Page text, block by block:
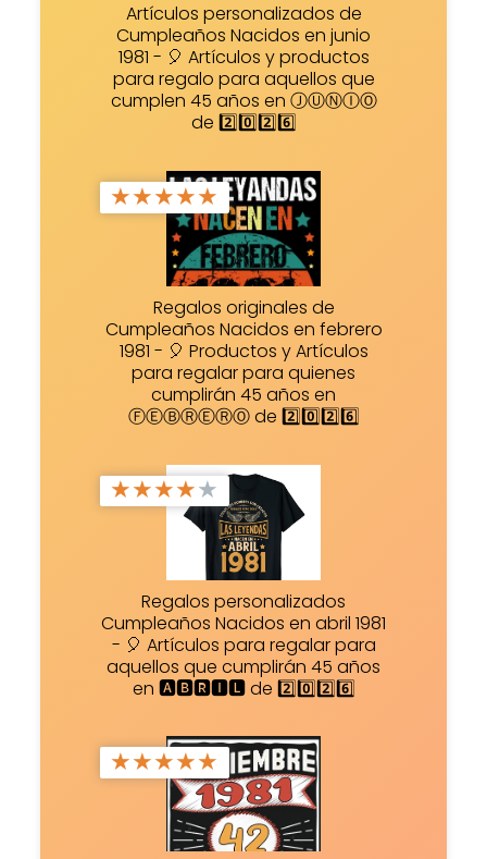
Artículos personalizados de
Cumpleaños Nacidos en junio
1981 - 🎈 Artículos y productos
para regalo para aquellos que
cumplen 45 años en ⒿⓊⓃⒾⓄ
de 2️⃣0️⃣2️⃣6️⃣
★★★★★
Regalos originales de
Cumpleaños Nacidos en febrero
1981 - 🎈 Productos y Artículos
para regalar para quienes
cumplirán 45 años en
ⒻⒺⒷⓇⒺⓇⓄ de 2️⃣0️⃣2️⃣6️⃣
★★★★★
Regalos personalizados
Cumpleaños Nacidos en abril 1981
- 🎈 Artículos para regalar para
aquellos que cumplirán 45 años
en 🅰🅱🆁🅸🅻 de 2️⃣0️⃣2️⃣6️⃣
★★★★★